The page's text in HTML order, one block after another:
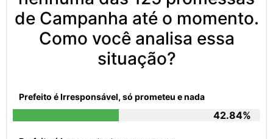
de Campanha até o momento.
Como você analisa essa
situação?
Prefeito é Irresponsável, só prometeu e nada
42.84%